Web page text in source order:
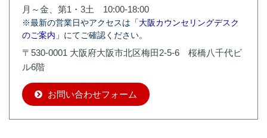
月～金、第1・3土 10:00-18:00
※最新の営業日やアクセスは 「大阪カウンセリングデスク
のご案内」 にてご確認ください。
〒530-0001 大阪府大阪市北区梅田2-5-6 桜橋八千代ビ
ル6階
お問い合わせフォーム